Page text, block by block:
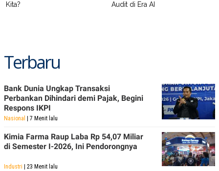
Kita?
Audit di Era AI
Terbaru
Bank Dunia Ungkap Transaksi
Perbankan Dihindari demi Pajak, Begini
Respons IKPI
Nasional | 7 Menit lalu
Kimia Farma Raup Laba Rp 54,07 Miliar
di Semester I-2026, Ini Pendorongnya
Industri | 23 Menit lalu